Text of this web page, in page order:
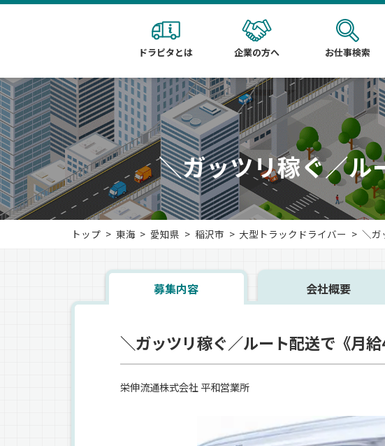
ドラピタとは 企業の方へ お仕事検索
＼ガッツリ稼ぐ／ル
トップ 東海 愛知県 稲沢市 大型トラックドライバー ＼ガ
募集内容 会社概要
＼ガッツリ稼ぐ／ルート配送で《月
栄伸流通株式会社 平和営業所